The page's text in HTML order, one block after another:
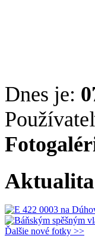
Dnes je:
Aktualita
Ďalšie nové fotky >>